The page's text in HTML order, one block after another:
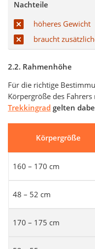
Nachteile
höheres Gewicht
braucht
2.2. Rahmenhöhe
Für die richtige
Körpergröße des Fahrers
Trekkingrad gelten
Körpergröße
160 – 170 cm
48 – 52 cm
170 – 175 cm